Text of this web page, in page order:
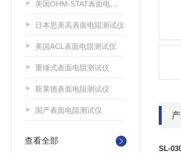
美国OHM-STAT表面电阻测试仪
日本思美高表面电阻测试仪
美国ACL表面电阻测试仪
重锤式表面电阻测试仪
斯莱德表面电阻测试仪
国产表面电阻测试仪
查看全部
SL-